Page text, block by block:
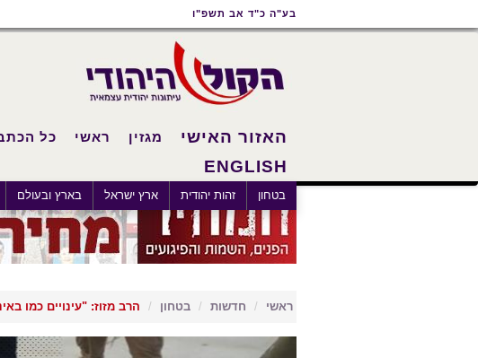
נגישות
ראשי
ראשי
בע"ה כ"ד אב תשפ"ו
האזור האישי מגזין ראשי כל
בטחון זהות יהודית ארץ ישראל בארץ ובעולם
ENGLISH
ראשי חדשות בטחון הרב מזוז: "עינויים כמו